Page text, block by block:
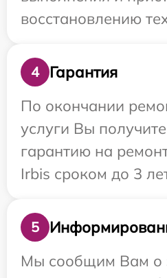
восстановлению
4
Гарантия
По окончании
услуги Вы
гарантию на
Irbis сроком до 3
5
Мы сообщим Вам о